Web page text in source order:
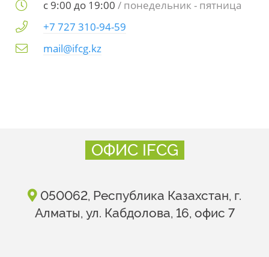
с 9:00 до 19:00 / понедельник - пятница
+7 727 310-94-59
mail@ifcg.kz
ОФИС IFCG
050062, Республика Казахстан, г.
Алматы, ул. Кабдолова, 16, офис 7